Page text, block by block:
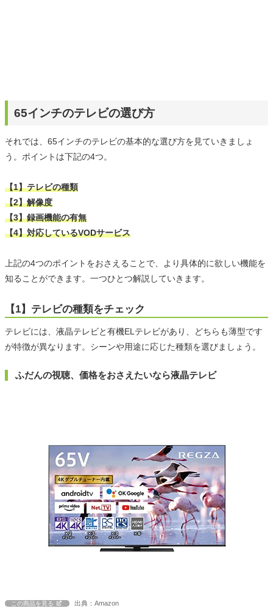
65インチのテレビの選び方
それでは、65インチのテレビの基本的な選び方を見ていきましょ
う。ポイントは下記の4つ。
【1】テレビの種類
【2】解像度
【3】録画機能の有無
【4】対応しているVODサービス
上記の4つのポイントをおさえることで、より具体的に欲しい機能を
知ることができます。一つひとつ解説していきます。
【1】テレビの種類をチェック
テレビには、液晶テレビと有機ELテレビがあり、どちらも薄型です
が特徴が異なります。シーンや用途に応じた種類を選びましょう。
ふだんの視聴、価格をおさえたいなら液晶テレビ
この商品を見る 出典：Amazon